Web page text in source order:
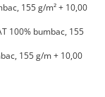
155 g/m² + 10,00
100% bumbac, 155
155 g/m + 10,00